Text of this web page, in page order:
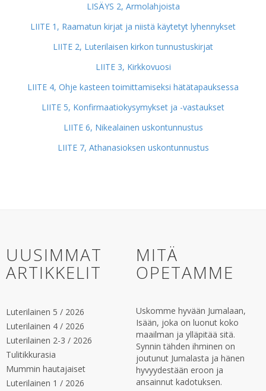
LISÄYS 2, Armolahjoista
LIITE 1, Raamatun kirjat ja niistä käytetyt lyhennykset
LIITE 2, Luterilaisen kirkon tunnustuskirjat
LIITE 3, Kirkkovuosi
LIITE 4, Ohje kasteen toimittamiseksi hätätapauksessa
LIITE 5, Konfirmaatiokysymykset ja -vastaukset
LIITE 6, Nikealainen uskontunnustus
LIITE 7, Athanasioksen uskontunnustus
UUSIMMAT
ARTIKKELIT
Luterilainen 5 / 2026
Luterilainen 4 / 2026
Luterilainen 2-3 / 2026
Tulitikkurasia
Mummin hautajaiset
Luterilainen 1 / 2026
MITÄ
OPETAMME
Uskomme hyvään Jumalaan,
Isään, joka on luonut koko
maailman ja ylläpitää sitä.
Synnin tähden ihminen on
joutunut Jumalasta ja hänen
hyvyydestään eroon ja
ansainnut kadotuksen.